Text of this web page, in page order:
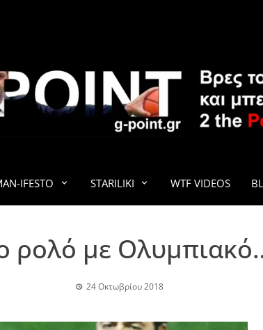
G-
IFESTO STARILIKI WTF VIDEOS
ρολό με
24 Οκτωβρίου 2018